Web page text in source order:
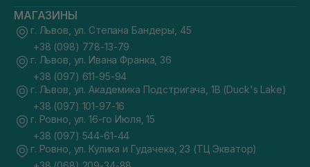
МАГАЗИНЫ
г. Львов, ул. Степана Бандеры, 45
+38 (098) 778-13-79
г. Львов, ул. Ивана Франка, 36
+38 (097) 611-95-94
г. Львов, ул. Академика Подстригача, 1В (Duck's Lake)
+38 (097) 101-97-16
г. Ровно, ул. 16-го Июля, 15
+38 (097) 544-61-44
г. Ровно, ул. Кулика и Гудачека, 23 (ТЦ Экватор)